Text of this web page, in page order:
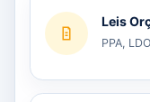
Leis
PPA,